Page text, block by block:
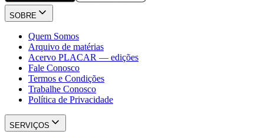
SOBRE
Quem Somos
Arquivo de matérias
Acervo PLACAR — edições
Fale Conosco
Termos e Condições
Trabalhe Conosco
Política de Privacidade
SERVIÇOS